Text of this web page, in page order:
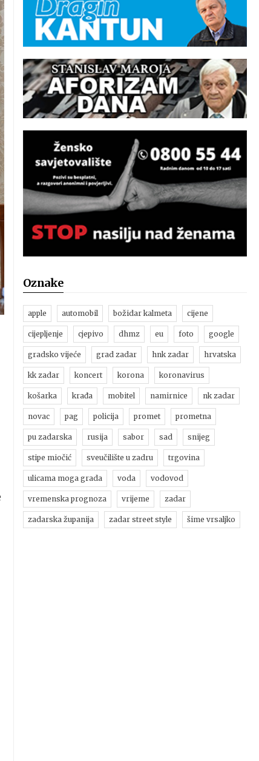
Oznake
apple automobil božidar kalmeta cijene
cijepljenje cjepivo dhmz eu foto google
gradsko vijeće grad zadar hnk zadar hrvatska
kk zadar koncert korona koronavirus
košarka krađa mobitel namirnice nk zadar
novac pag policija promet prometna
pu zadarska rusija sabor sad snijeg
stipe miočić sveučilište u zadru trgovina
ulicama moga grada voda vodovod
vremenska prognoza vrijeme zadar
zadarska županija zadar street style šime vrsaljko